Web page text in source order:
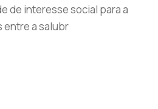
de interesse social para a
entre a salubr